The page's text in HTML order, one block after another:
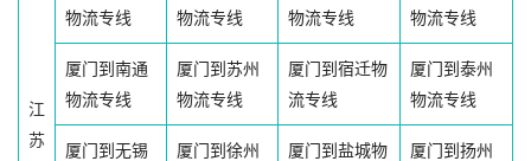
江
苏
物流专线
物流专线
物流专线
物流专线
厦门到南通
物流专线
厦门到苏州
物流专线
厦门到宿迁物
流专线
厦门到泰州
物流专线
厦门到无锡
厦门到徐州
厦门到盐城物
厦门到扬州